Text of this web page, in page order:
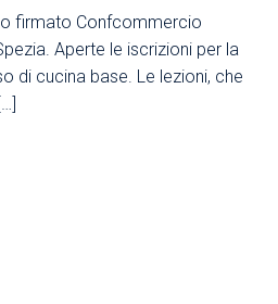
firmato Confcommercio
Aperte le iscrizioni per la
di cucina base. Le lezioni, che